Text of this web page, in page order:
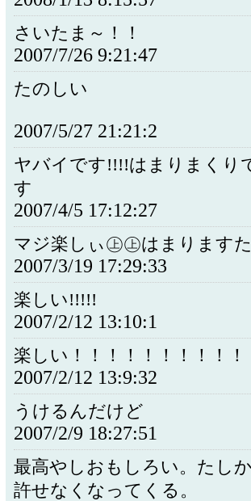
さいたま～！！
2007/7/26 9:21:47
たのしい
2007/5/27 21:21:2
ヤバイです!!!!はまりまくり
す
2007/4/5 17:12:27
マジ楽しぃ㊤㊤はまります
2007/3/19 17:29:33
楽しい!!!!!
2007/2/12 13:10:1
楽しい！！！！！！！！！！
2007/2/12 13:9:32
うけるんだけど
2007/2/9 18:27:51
最高やしおもしろい。たし
許せなくなってくる。